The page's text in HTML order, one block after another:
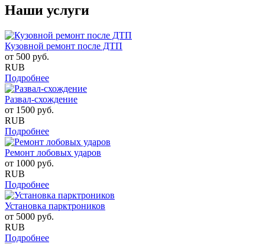
Наши услуги
Кузовной ремонт после ДТП
от 500 руб.
RUB
Подробнее
Развал-схождение
от 1500 руб.
RUB
Подробнее
Ремонт лобовых ударов
от 1000 руб.
RUB
Подробнее
Установка парктроников
от 5000 руб.
RUB
Подробнее